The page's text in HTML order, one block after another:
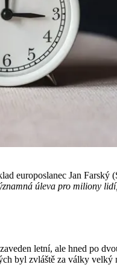
europoslanec Jan Farský
úleva pro miliony
letní, ale hned po
byl zvláště za války velký